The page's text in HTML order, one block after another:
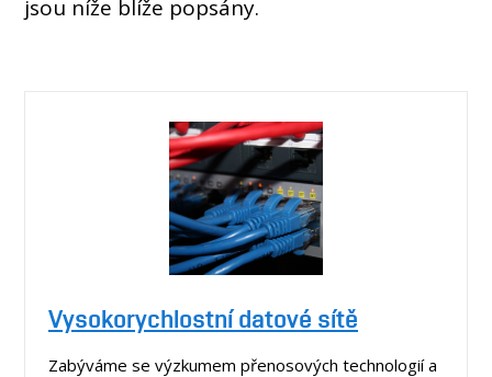
jsou níže blíže popsány.
Vysokorychlostní datové sítě
Zabýváme se výzkumem přenosových technologií a